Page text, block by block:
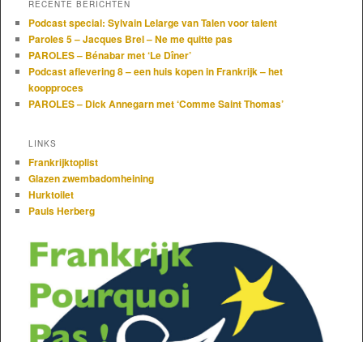
RECENTE BERICHTEN
Podcast special: Sylvain Lelarge van Talen voor talent
Paroles 5 – Jacques Brel – Ne me quitte pas
PAROLES – Bénabar met ‘Le Dîner’
Podcast aflevering 8 – een huis kopen in Frankrijk – het
koopproces
PAROLES – Dick Annegarn met ‘Comme Saint Thomas’
LINKS
Frankrijktoplist
Glazen zwembadomheining
Hurktoilet
Pauls Herberg